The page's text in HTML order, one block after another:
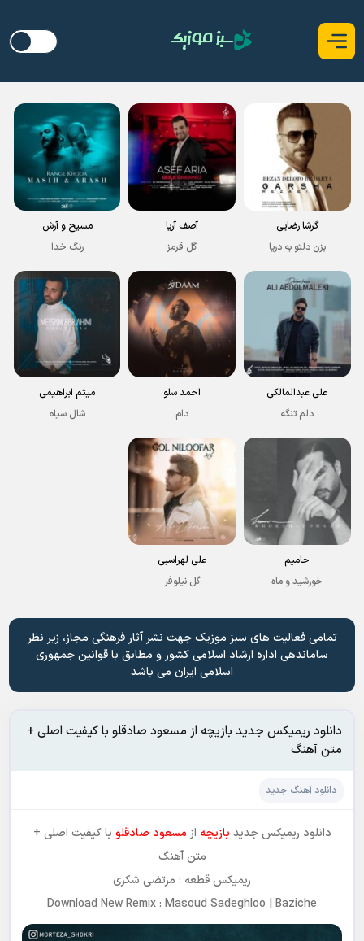
گرشا رضایی
بزن دلتو به دریا
آصف آریا
گل قرمز
مسیح و آرش
رنگ خدا
علی عبدالمالکی
دلم تنگه
احمد سلو
دام
میثم ابراهیمی
شال سیاه
حامیم
خورشید و ماه
علی لهراسبی
گل نیلوفر
تمامی فعالیت های سبز موزیک جهت نشر آثار فرهنگی مجاز، زیر نظر
ساماندهی اداره ارشاد اسلامی کشور و مطابق با قوانین جمهوری
اسلامی ایران می باشد
دانلود ریمیکس جدید بازیچه از مسعود صادقلو با کیفیت اصلی +
متن آهنگ
دانلود آهنگ جدید
دانلود ریمیکس جدید بازیچه از مسعود صادقلو با کیفیت اصلی +
متن آهنگ
ریمیکس قطعه : مرتضی شکری
Download New Remix : Masoud Sadeghloo | Baziche